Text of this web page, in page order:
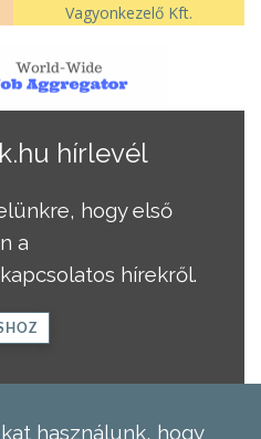
Vagyonkezelő Kft.
hírlevél
hogy első
a
hírekről.
használunk, hogy